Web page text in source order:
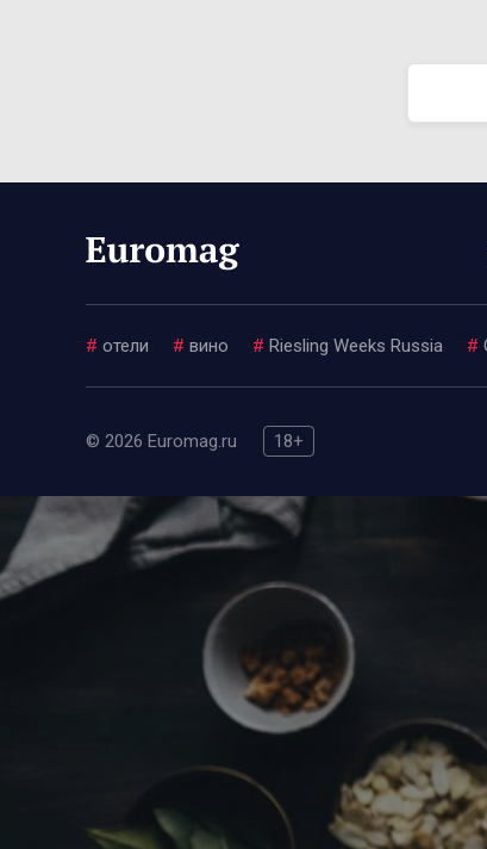
# отели # вино # Riesling Weeks Russia #
© 2026 Euromag.ru 18+